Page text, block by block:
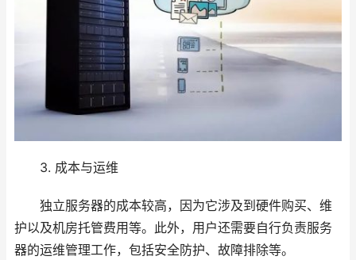
3. 成本与运维
独立服务器的成本较高，因为它涉及到硬件购买、维
护以及机房托管费用等。此外，用户还需要自行负责服务
器的运维管理工作，包括安全防护、故障排除等。